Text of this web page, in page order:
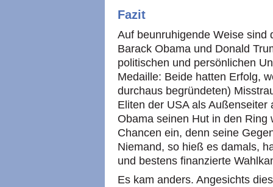
Fazit
Auf beunruhigende Weise sind
Barack Obama und Donald
politischen und persönlichen
Medaille: Beide hatten Erfolg,
durchaus begründeten)
Eliten der USA als
Obama seinen Hut in den
Chancen ein, denn seine
Niemand, so hieß es damals,
und bestens finanzierte
Es kam anders. Angesichts